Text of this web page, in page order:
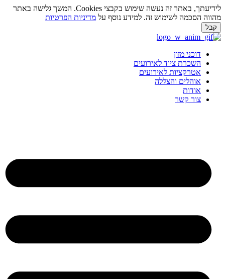
לידיעתך, באתר זה נעשה שימוש בקבצי Cookies. המשך גלישה באתר
מהווה הסכמה לשימוש זה. למידע נוסף עלמדיניות הפרטיות
קבל
דלג
דוכני מזון
השכרת ציוד לאירועים
אטרקציות לאירועים
אוהלים והצללה
אודות
צור קשר